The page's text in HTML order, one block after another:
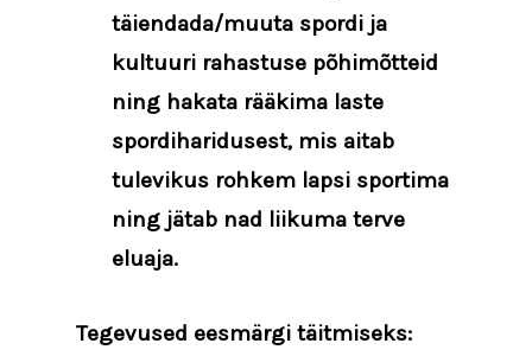
täiendada/muuta spordi ja
kultuuri rahastuse põhimõtteid
ning hakata rääkima laste
spordiharidusest, mis aitab
tulevikus rohkem lapsi sportima
ning jätab nad liikuma terve
eluaja.
Tegevused eesmärgi täitmiseks: